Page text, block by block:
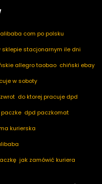
alibaba com po polsku
stacjonarnym ile dni
allegro taobao chiński ebay
w soboty
do ktorej pracuje dpd
dpd paczkomat
kurierska
jak zamówić kuriera